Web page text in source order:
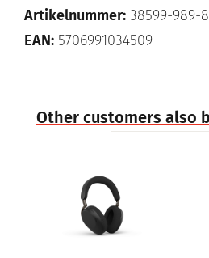
Artikelnummer: 38599-989-
EAN: 5706991034509
Other customers also